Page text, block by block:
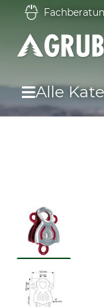
Alle